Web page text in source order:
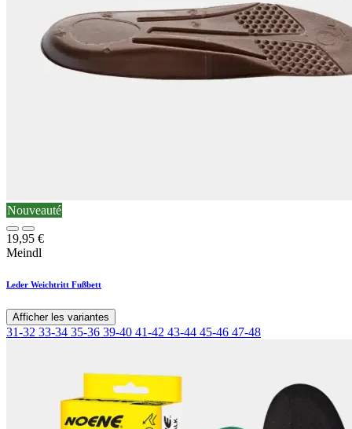
Nouveauté
19,95 €
Meindl
Leder Weichtritt Fußbett
Afficher les variantes
31-32 33-34 35-36 39-40 41-42 43-44 45-46 47-48